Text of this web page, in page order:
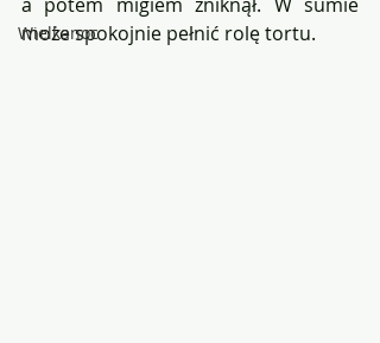
Wielkanoc
może spokojnie pełnić rolę tortu.